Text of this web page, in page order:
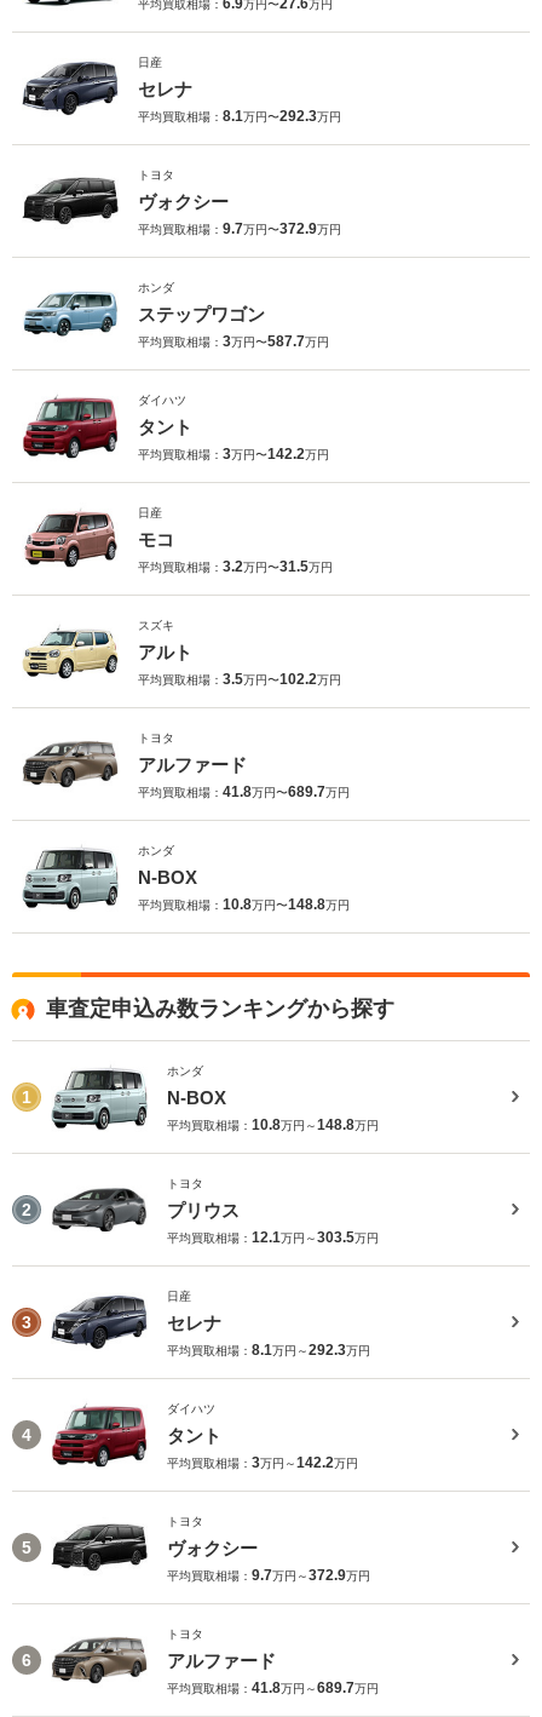
平均買取相場： 6.9万円〜27.6万円
日産
セレナ
平均買取相場： 8.1万円〜292.3万円
トヨタ
ヴォクシー
平均買取相場： 9.7万円〜372.9万円
ホンダ
ステップワゴン
平均買取相場： 3万円〜587.7万円
ダイハツ
タント
平均買取相場： 3万円〜142.2万円
日産
モコ
平均買取相場： 3.2万円〜31.5万円
スズキ
アルト
平均買取相場： 3.5万円〜102.2万円
トヨタ
アルファード
平均買取相場： 41.8万円〜689.7万円
ホンダ
N-BOX
平均買取相場： 10.8万円〜148.8万円
車査定申込み数ランキングから探す
1
ホンダ
N-BOX
平均買取相場： 10.8万円～148.8万円
2
トヨタ
プリウス
平均買取相場： 12.1万円～303.5万円
3
日産
セレナ
平均買取相場： 8.1万円～292.3万円
4
ダイハツ
タント
平均買取相場： 3万円～142.2万円
5
トヨタ
ヴォクシー
平均買取相場： 9.7万円～372.9万円
6
トヨタ
アルファード
平均買取相場： 41.8万円～689.7万円